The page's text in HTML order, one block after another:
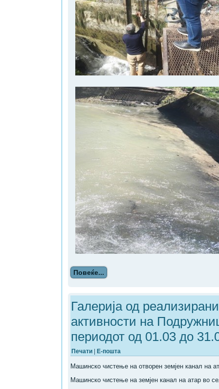
Повеќе...
Галерија од
активности на
периодот од 01.03 до
Печати | Е-пошта
Машинско чистење на отворен земјен канал на
Машинско чистење на земјен канал на атар во